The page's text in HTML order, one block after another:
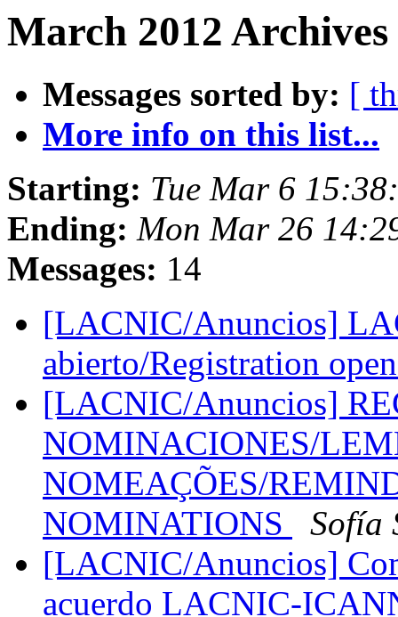
March 2012
Messages sorted by: [
More info on this list...
Starting: Tue Mar 6
Ending: Mon Mar 26
Messages: 14
[LACNIC/Anuncios]
abierto/Registration
[LACNIC/Anuncios]
NOMINACIONES/
NOMEAÇÕES/
NOMINATIONS
Sofía
[LACNIC/Anuncios]
acuerdo LACNIC-